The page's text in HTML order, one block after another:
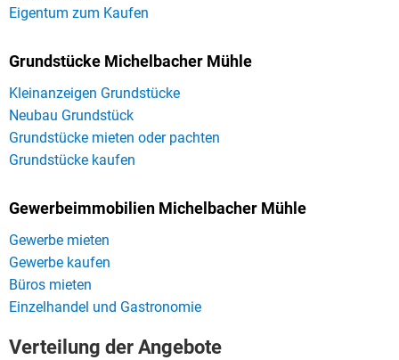
Eigentum zum Kaufen
Grundstücke Michelbacher Mühle
Kleinanzeigen Grundstücke
Neubau Grundstück
Grundstücke mieten oder pachten
Grundstücke kaufen
Gewerbeimmobilien Michelbacher Mühle
Gewerbe mieten
Gewerbe kaufen
Büros mieten
Einzelhandel und Gastronomie
Verteilung der Angebote